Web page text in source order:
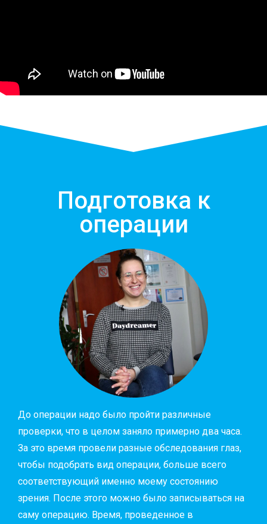
Подготовка к
операции
До операции надо было пройти различные
проверки, что в целом заняло примерно два часа.
За это время провели разные обследования глаз,
чтобы подобрать вид операции, больше всего
соответствующий именно моему состоянию
зрения. После этого можно было записываться на
саму операцию. Время, проведенное в